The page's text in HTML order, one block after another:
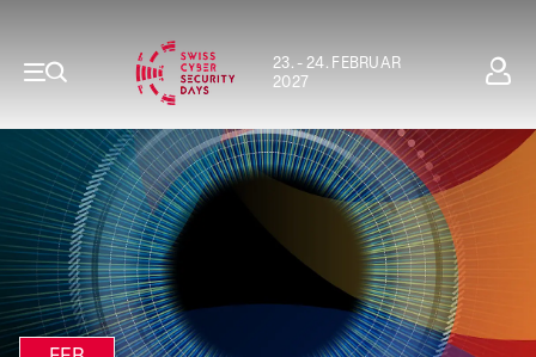
23. - 24. FEBRUAR
2027